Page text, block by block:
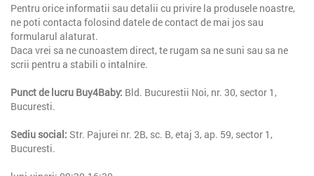
Pentru orice informatii sau detalii cu privire la produsele noastre,
ne poti contacta folosind datele de contact de mai jos sau
formularul alaturat.
Daca vrei sa ne cunoastem direct, te rugam sa ne suni sau sa ne
scrii pentru a stabili o intalnire.
Punct de lucru Buy4Baby: Bld. Bucurestii Noi, nr. 30, sector 1,
Bucuresti.
Sediu social: Str. Pajurei nr. 2B, sc. B, etaj 3, ap. 59, sector 1,
Bucuresti.